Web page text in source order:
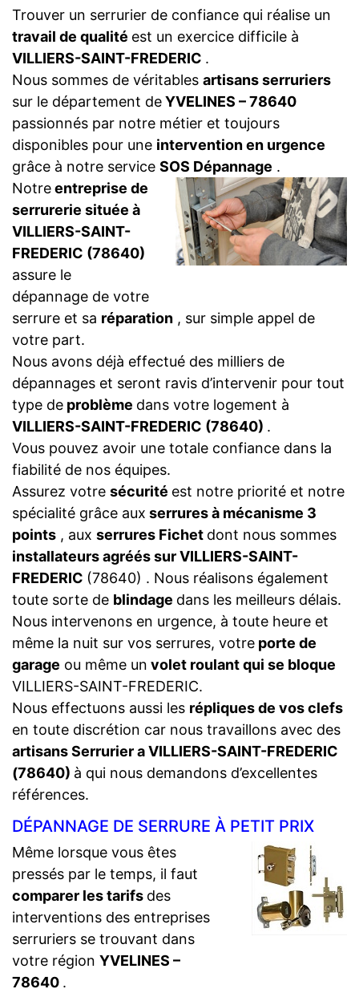
Trouver un serrurier de confiance qui réalise un
travail de qualité est un exercice difficile à
VILLIERS-SAINT-FREDERIC .
Nous sommes de véritables artisans serruriers
sur le département deYVELINES – 78640
passionnés par notre métier et toujours
disponibles pour une intervention en urgence
grâce à notre service SOS Dépannage .
Notreentreprise de
serrurerie située à
VILLIERS-SAINT-
FREDERIC (78640)
assure le
dépannage de votre
serrure et sa réparation , sur simple appel de
votre part.
Nous avons déjà effectué des milliers de
dépannages et seront ravis d’intervenir pour tout
type de problème dans votre logement à
VILLIERS-SAINT-FREDERIC (78640) .
Vous pouvez avoir une totale confiance dans la
fiabilité de nos équipes.
Assurez votre sécurité est notre priorité et notre
spécialité grâce aux serrures à mécanisme 3
points , aux serrures Fichet dont nous sommes
installateurs agréés sur VILLIERS-SAINT-
FREDERIC (78640) . Nous réalisons également
toute sorte de blindage dans les meilleurs délais.
Nous intervenons en urgence, à toute heure et
même la nuit sur vos serrures, votre porte de
garage ou même un volet roulant qui se bloque
VILLIERS-SAINT-FREDERIC.
Nous effectuons aussi les répliques de vos clefs
en toute discrétion car nous travaillons avec des
artisans Serrurier a VILLIERS-SAINT-FREDERIC
(78640) à qui nous demandons d’excellentes
références.
DÉPANNAGE DE SERRURE À PETIT PRIX
Même lorsque vous êtes
pressés par le temps, il faut
comparer les tarifs des
interventions des entreprises
serruriers se trouvant dans
votre région YVELINES –
78640 .